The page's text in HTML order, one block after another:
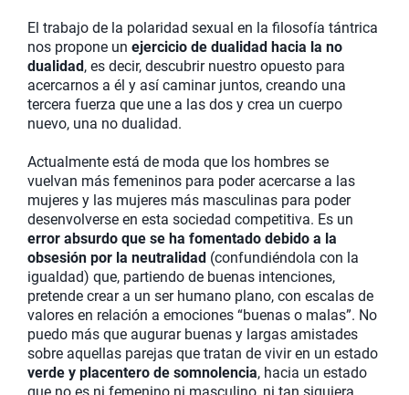
El trabajo de la polaridad sexual en la filosofía tántrica
nos propone un ejercicio de dualidad hacia la no
dualidad , es decir, descubrir nuestro opuesto para
acercarnos a él y así caminar juntos, creando una
tercera fuerza que une a las dos y crea un cuerpo
nuevo, una no dualidad.
Actualmente está de moda que los hombres se
vuelvan más femeninos para poder acercarse a las
mujeres y las mujeres más masculinas para poder
desenvolverse en esta sociedad competitiva. Es un
error absurdo que se ha fomentado debido a la
obsesión por la neutralidad (confundiéndola con la
igualdad) que, partiendo de buenas intenciones,
pretende crear a un ser humano plano, con escalas de
valores en relación a emociones “buenas o malas”. No
puedo más que augurar buenas y largas amistades
sobre aquellas parejas que tratan de vivir en un estado
verde y placentero de somnolencia, hacia un estado